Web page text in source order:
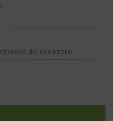
del desarrollo